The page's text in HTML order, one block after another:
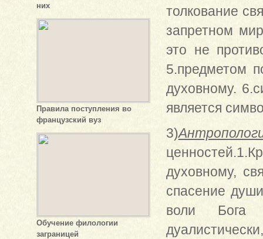
них
Правила поступления во
французский вуз
Обучение филологии
заграницей
толкование
запретном
это не
5.предметом
духовному.
является
3)
духовному,
спасение
воли Бога